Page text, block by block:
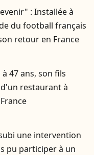
: Installée à
du football français
retour en France
47 ans, son fils
restaurant à
une intervention
pu participer à un